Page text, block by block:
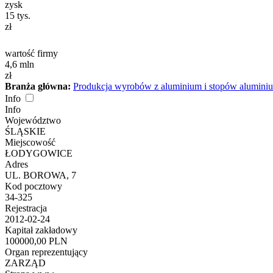
zysk
15 tys.
zł
wartość firmy
4,6 mln
zł
Branża główna: Produkcja wyrobów z aluminium i stopów
Info
Info
Województwo
ŚLĄSKIE
Miejscowość
ŁODYGOWICE
Adres
UL. BOROWA, 7
Kod pocztowy
34-325
Rejestracja
2012-02-24
Kapitał zakładowy
100000,00 PLN
Organ reprezentujący
ZARZĄD